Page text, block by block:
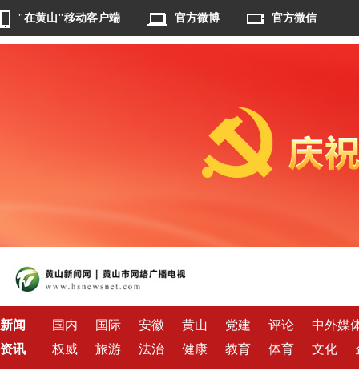
"在黄山"移动客户端 官方微博 官方微信
新闻 国内 国际 安徽 黄山 党建 评论
中外媒
资讯
权威 旅游 法治 健康 教育 体育 文化